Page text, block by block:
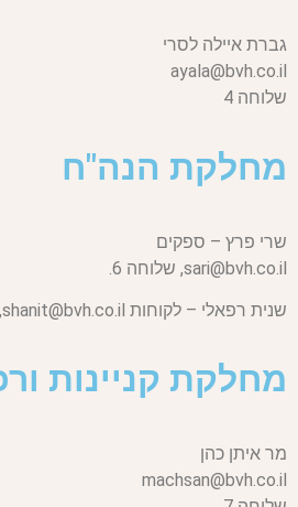
גברת איילה לסרי
ayala@bvh.co.il
שלוחה 4
מחלקת הנה"ח
שרי פרץ – ספקים
sari@bvh.co.il, שלוחה 6.
שנית רפאלי – לקוחות shanit@bvh.co.il,
מחלקת קניינות
מר איתן כהן
machsan@bvh.co.il